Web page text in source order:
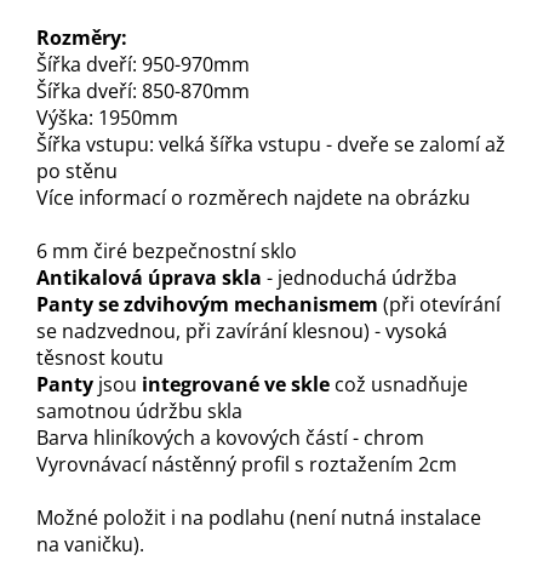
Rozměry:
Šířka dveří: 950-970mm
Šířka dveří: 850-870mm
Výška: 1950mm
Šířka vstupu: velká šířka vstupu - dveře se zalomí až
po stěnu
Více informací o rozměrech najdete na obrázku
6 mm čiré bezpečnostní sklo
Antikalová úprava skla - jednoduchá údržba
Panty se zdvihovým mechanismem (při otevírání
se nadzvednou, při zavírání klesnou) - vysoká
těsnost koutu
Panty jsou integrované ve skle což usnadňuje
samotnou údržbu skla
Barva hliníkových a kovových částí - chrom
Vyrovnávací nástěnný profil s roztažením 2cm
Možné položit i na podlahu (není nutná instalace
na vaničku).